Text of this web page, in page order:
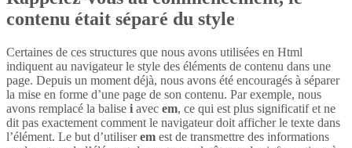
contenu était séparé du style
Certaines de ces structures que nous avons utilisées en Html
indiquent au navigateur le style des éléments de contenu dans une
page. Depuis un moment déjà, nous avons été encouragés à séparer
la mise en forme d’une page de son contenu. Par exemple, nous
avons remplacé la balise i avec em, ce qui est plus significatif et ne
dit pas exactement comment le navigateur doit afficher le texte dans
l’élément. Le but d’utiliserem est de transmettre des informations